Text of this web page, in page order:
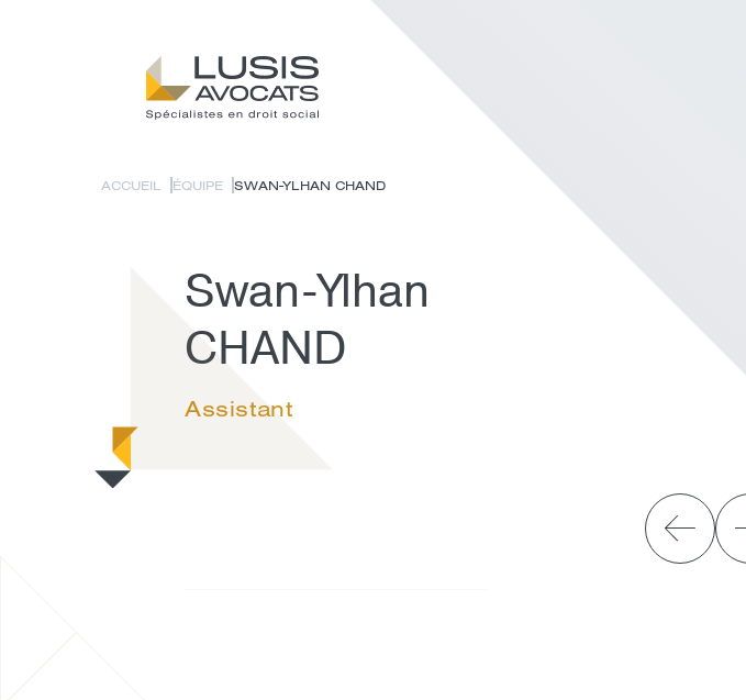
ACCUEIL ÉQUIPE SWAN-YLHAN CHAND
Swan-Ylhan
CHAND
Assistant